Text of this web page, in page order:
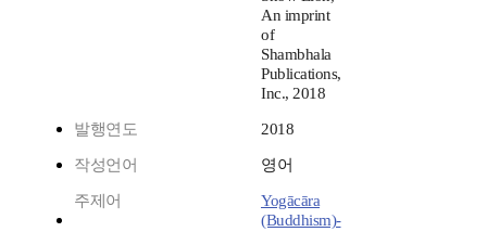
An imprint
of
Shambhala
Publications,
Inc., 2018
발행연도 2018
작성언어 영어
주제어
Yogācāra
(Buddhism)-